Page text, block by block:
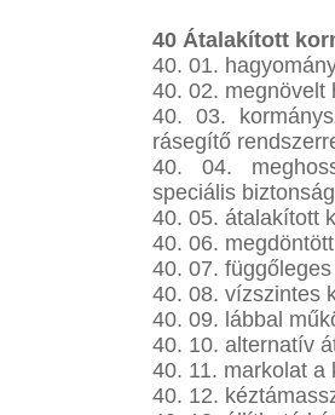
40 Átalakított
40. 01.
40. 02. megnövelt
40. 03.
rásegítő
40. 04.
speciális
40. 05. átalakított
40. 06.
40. 07.
40. 08. vízszintes
40. 09. lábbal
40. 10. alternatív
40. 11. markolat a
40. 12.